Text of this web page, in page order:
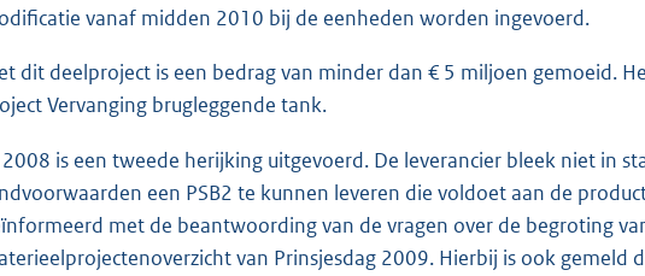
vanaf midden 2010 bij de eenheden worden ingevoerd.
dit deelproject is een bedrag van minder dan € 5 miljoen gemoeid.
Vervanging brugleggende tank.
is een tweede herijking uitgevoerd. De leverancier bleek niet in
een PSB2 te kunnen leveren die voldoet aan de
met de beantwoording van de vragen over de begroting
van Prinsjesdag 2009. Hierbij is ook gemeld